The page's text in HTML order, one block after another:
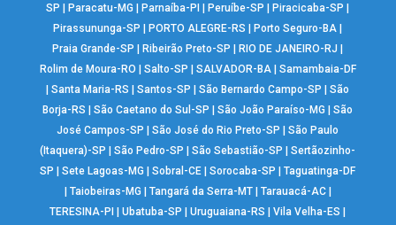
SP |Paracatu-MG |Parnaíba-PI |Peruíbe-SP |Piracicaba-SP |
Pirassununga-SP |PORTO ALEGRE-RS |Porto Seguro-BA |
Praia Grande-SP |Ribeirão Preto-SP |RIO DE JANEIRO-RJ |
Rolim de Moura-RO | Salto-SP | SALVADOR-BA| Samambaia-DF
|Santa Maria-RS |Santos-SP |São Bernardo Campo-SP |São
Borja-RS |São Caetano do Sul-SP |São João Paraíso-MG |São
José Campos-SP |São José do Rio Preto-SP |São Paulo
(Itaquera)-SP |São Pedro-SP |São Sebastião-SP |Sertãozinho-
SP |Sete Lagoas-MG |Sobral-CE |Sorocaba-SP |Taguatinga-DF
| Taiobeiras-MG | Tangará da Serra-MT| Tarauacá-AC|
TERESINA-PI |Ubatuba-SP |Uruguaiana-RS |Vila Velha-ES |